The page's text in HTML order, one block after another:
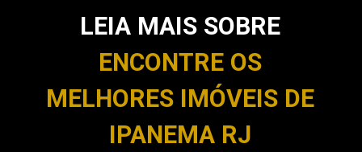
LEIA MAIS SOBRE
ENCONTRE OS
MELHORES IMÓVEIS DE
IPANEMA RJ